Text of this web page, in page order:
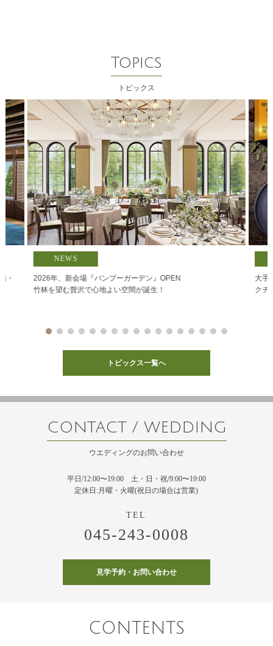
Topics
トピックス
・
NEWS
2026年、新会場『バンブーガーデン』OPEN
竹林を望む贅沢で心地よい空間が誕生！
大手
クチ
トピックス一覧へ
CONTACT / WEDDING
ウエディングのお問い合わせ
平日/12:00〜19:00 土・日・祝/9:00〜19:00
定休日:月曜・火曜(祝日の場合は営業)
045-243-0008
見学予約・お問い合わせ
CONTENTS